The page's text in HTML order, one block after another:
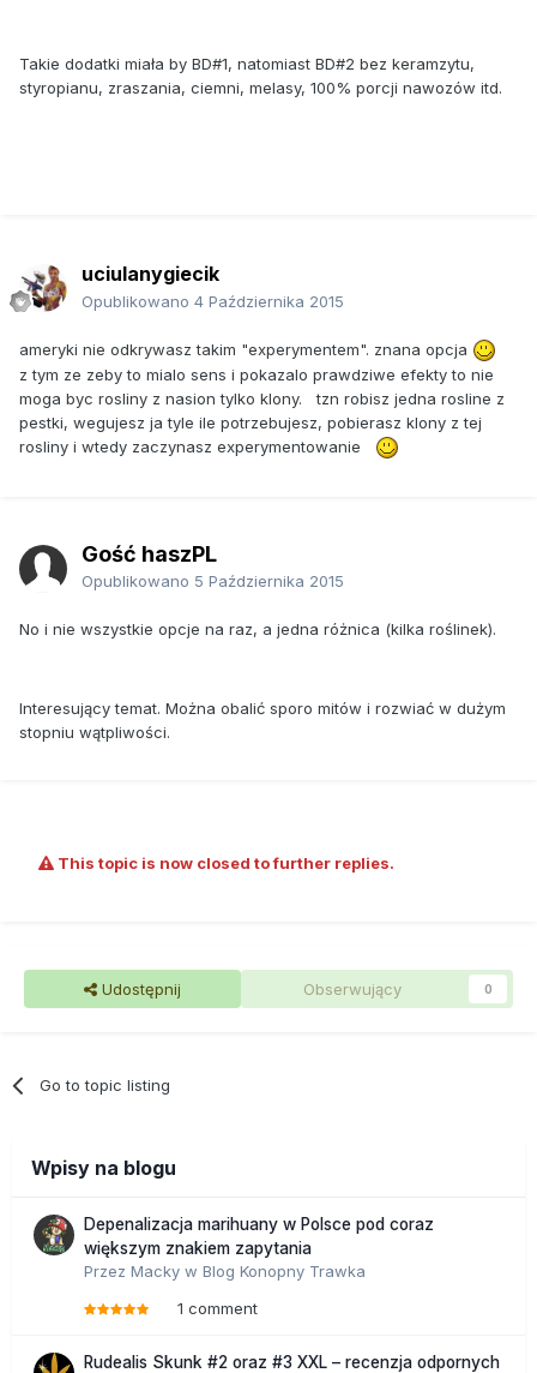
Takie dodatki miała by BD#1, natomiast BD#2 bez keramzytu,
styropianu, zraszania, ciemni, melasy, 100% porcji nawozów itd.
uciulanygiecik
Opublikowano 4 Października 2015
ameryki nie odkrywasz takim "experymentem". znana opcja
z tym ze zeby to mialo sens i pokazalo prawdziwe efekty to nie
moga byc rosliny z nasion tylko klony. tzn robisz jedna rosline z
pestki, wegujesz ja tyle ile potrzebujesz, pobierasz klony z tej
rosliny i wtedy zaczynasz experymentowanie
Gość haszPL
Opublikowano 5 Października 2015
No i nie wszystkie opcje na raz, a jedna różnica (kilka roślinek).
Interesujący temat. Można obalić sporo mitów i rozwiać w dużym
stopniu wątpliwości.
This topic is now closed to further replies.
Udostępnij Obserwujący 0
Go to topic listing
Wpisy na blogu
Depenalizacja marihuany w Polsce pod coraz
większym znakiem zapytania
Przez Macky w Blog Konopny Trawka
1 comment
Rudealis Skunk #2 oraz #3 XXL – recenzja odpornych